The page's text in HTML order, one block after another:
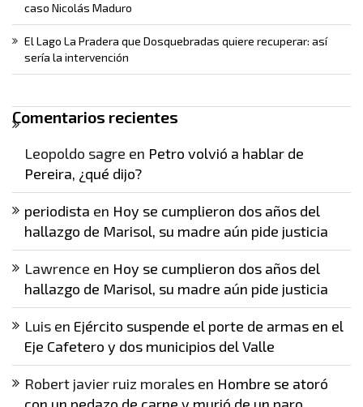
caso Nicolás Maduro
El Lago La Pradera que Dosquebradas quiere recuperar: así
sería la intervención
Comentarios recientes
Leopoldo sagre en Petro volvió a hablar de
Pereira, ¿qué dijo?
periodista en Hoy se cumplieron dos años del
hallazgo de Marisol, su madre aún pide justicia
Lawrence en Hoy se cumplieron dos años del
hallazgo de Marisol, su madre aún pide justicia
Luis en Ejército suspende el porte de armas en el
Eje Cafetero y dos municipios del Valle
Robert javier ruiz morales en Hombre se atoró